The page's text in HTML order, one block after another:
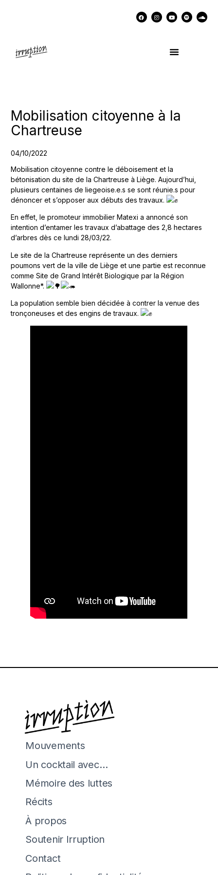
Mobilisation citoyenne à la
Chartreuse
04/10/2022
Mobilisation citoyenne contre le déboisement et la
bétonisation du site de la Chartreuse à Liège. Aujourd’hui,
plusieurs centaines de liegeoise.e.s se sont réunie.s pour
dénoncer et s’opposer aux débuts des travaux.
En effet, le promoteur immobilier Matexi a annoncé son
intention d’entamer les travaux d’abattage des 2,8 hectares
d’arbres dès ce lundi 28/03/22.
Le site de la Chartreuse représente un des derniers
poumons vert de la ville de Liège et une partie est reconnue
comme Site de Grand Intérêt Biologique par la Région
Wallonne*.
La population semble bien décidée à contrer la venue des
tronçoneuses et des engins de travaux.
Mouvements
Un cocktail avec…
Mémoire des luttes
Récits
À propos
Soutenir Irruption
Contact